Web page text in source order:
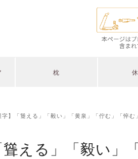
枕
字】「聳える」「毅い」「黄泉」「佇む」「悴む
聳える」「毅い」